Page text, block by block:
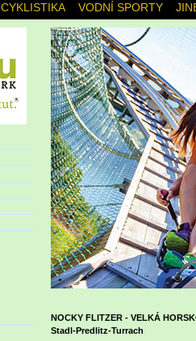
NOCKY FLITZER - VELKÁ
Stadl-Predlitz-Turrach
CYKLISTIKA VODNÍ SPORTY